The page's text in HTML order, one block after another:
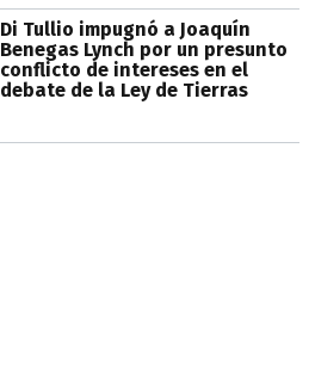
Di Tullio impugnó a Joaquín
Benegas Lynch por un presunto
conflicto de intereses en el
debate de la Ley de Tierras